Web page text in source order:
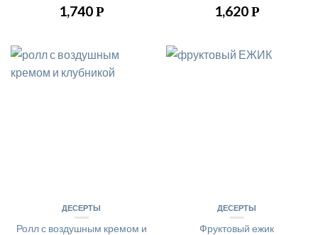
1,740Р 1,620Р
ДЕСЕРТЫ
Ролл с воздушным кремом и
ДЕСЕРТЫ
Фруктовый ежик